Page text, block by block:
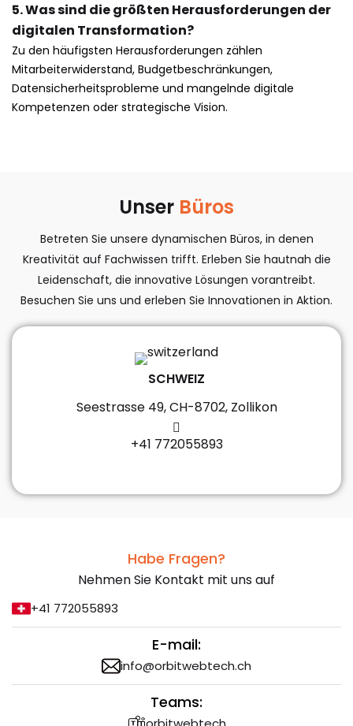
5. Was sind die größten Herausforderungen der
digitalen Transformation?
Zu den häufigsten Herausforderungen zählen
Mitarbeiterwiderstand, Budgetbeschränkungen,
Datensicherheitsprobleme und mangelnde digitale
Kompetenzen oder strategische Vision.
Unser Büros​
Betreten Sie unsere dynamischen Büros, in denen
Kreativität auf Fachwissen trifft. Erleben Sie hautnah die
Leidenschaft, die innovative Lösungen vorantreibt.
Besuchen Sie uns und erleben Sie Innovationen in Aktion.
SCHWEIZ
Seestrasse 49, CH-8702, Zollikon
+41 772055893
Habe Fragen?
Nehmen Sie Kontakt mit uns auf
+41 772055893
E-mail:
info@orbitwebtech.ch
Teams: